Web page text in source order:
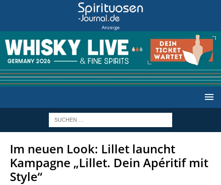
Anzeige
Im neuen Look: Lillet launcht
Kampagne „Lillet. Dein Apéritif mit
Style“